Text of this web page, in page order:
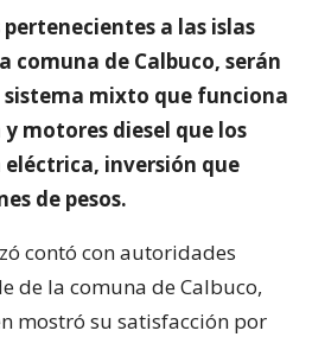
a las islas
comuna de Calbuco, serán
sistema mixto que funciona
motores diesel que los
inversión que
de pesos.
contó con autoridades
de la comuna de Calbuco,
mostró su satisfacción por